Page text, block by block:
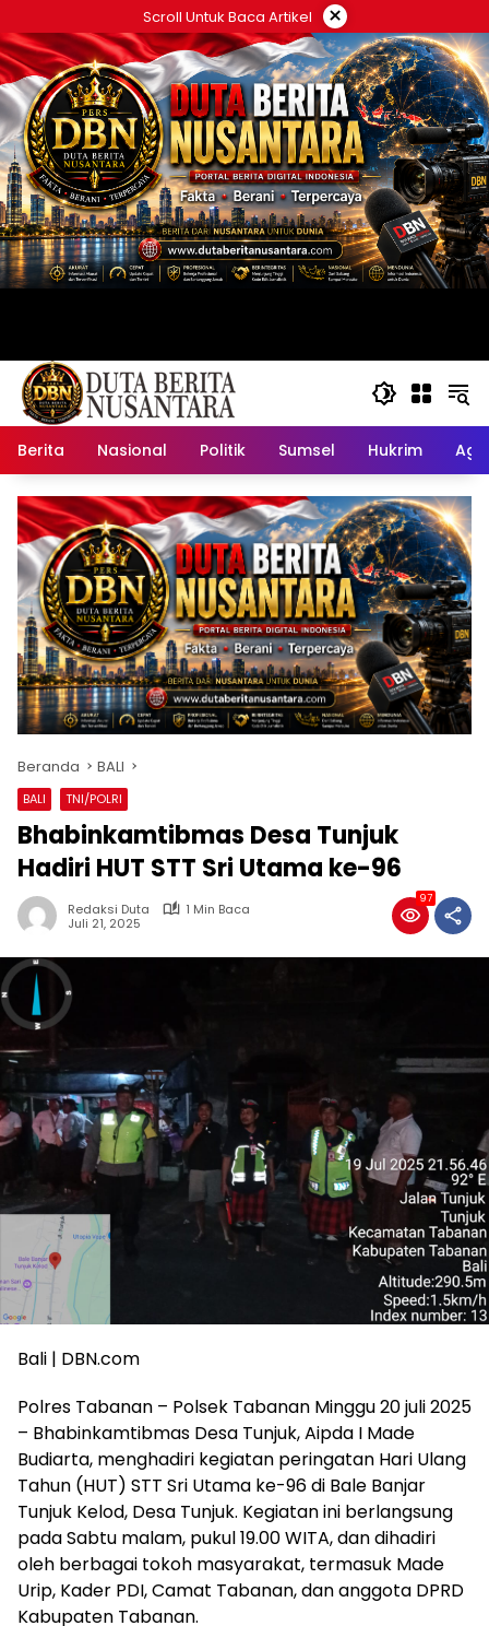
ke
konten
Scroll Untuk Baca Artikel ×
Berita Nasional Politik Sumsel Hukrim
Beranda BALI
BALI TNI/POLRI
Bhabinkamtibmas Desa Tunjuk
Hadiri HUT STT Sri Utama ke-96
Redaksi Duta
1 Min Baca
Juli 21, 2025
97
Bali | DBN.com
Polres Tabanan – Polsek Tabanan Minggu 20 juli 2025
– Bhabinkamtibmas Desa Tunjuk, Aipda I Made
Budiarta, menghadiri kegiatan peringatan Hari Ulang
Tahun (HUT) STT Sri Utama ke-96 di Bale Banjar
Tunjuk Kelod, Desa Tunjuk. Kegiatan ini berlangsung
pada Sabtu malam, pukul 19.00 WITA, dan dihadiri
oleh berbagai tokoh masyarakat, termasuk Made
Urip, Kader PDI, Camat Tabanan, dan anggota DPRD
Kabupaten Tabanan.